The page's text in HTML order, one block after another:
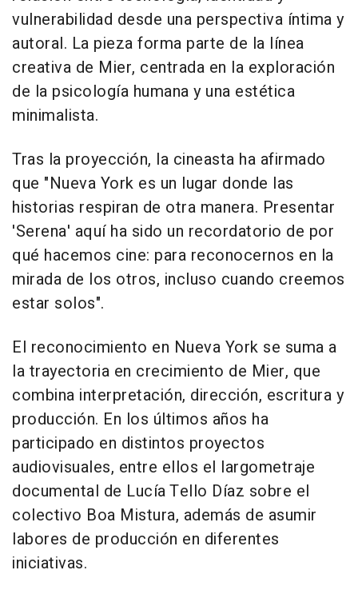
vulnerabilidad desde una perspectiva íntima y
autoral. La pieza forma parte de la línea
creativa de Mier, centrada en la exploración
de la psicología humana y una estética
minimalista.
Tras la proyección, la cineasta ha afirmado
que "Nueva York es un lugar donde las
historias respiran de otra manera. Presentar
'Serena' aquí ha sido un recordatorio de por
qué hacemos cine: para reconocernos en la
mirada de los otros, incluso cuando creemos
estar solos".
El reconocimiento en Nueva York se suma a
la trayectoria en crecimiento de Mier, que
combina interpretación, dirección, escritura y
producción. En los últimos años ha
participado en distintos proyectos
audiovisuales, entre ellos el largometraje
documental de Lucía Tello Díaz sobre el
colectivo Boa Mistura, además de asumir
labores de producción en diferentes
iniciativas.